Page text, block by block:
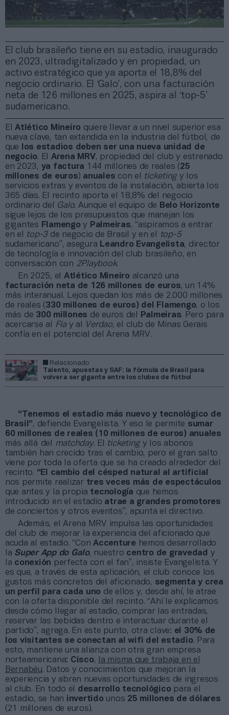
El club brasileño tiene en su estadio, inaugurado
en 2023, ultradigitalizado y en propiedad, un
activo estratégico que ya aporta el 18,8% del
negocio ordinario. El ‘Galo’, con una facturación
neta de 126 millones en 2025, aspira al ‘top-5’
sudamericano.
ElAtlético Mineiro quiere llevar a un nivel superior esa
nueva clave, tan extendida en la industria del fútbol, de
que
los estadios deben ser una nueva unidad de
negocio. El Arena MRV, propiedad del club y estrenado
en 2023, ya factura 144 millones de reales ( 25
millones de euros ) anuales con el ticketing y los
servicios extras y eventos de la instalación, abierta los
365 días. El recinto aporta el 18,8% del negocio
ordinario del
Galo. Aunque el equipo de Belo Horizonte
sigue lejos de los presupuestos que manejan los
gigantes Flamengo y Palmeiras, “aspiramos a entrar
en el
top-3de negocio de Brasil y en el
top-5
sudamericano”, asegura Leandro Evangelista, director
de tecnología e innovación del club brasileño, en
conversación con 2Playbook.
En 2025, el Atlético Mineiro alcanzó una
facturación neta de 126 millones de euros, un 14%
más interanual. Lejos quedan los más de 2.000 millones
de reales ( 330 millones de euros) del Flamengo, o los
más de 300 millones de euros del Palmeiras. Pero para
acercarse al
Flay al Verdao, el club de Minas Gerais
confía en el potencial del Arena MRV.
Relacionado
Talento, apuestas y SAF: la fórmula de Brasil para
volver a ser gigante entre los clubes de fútbol
“Tenemos el estadio más nuevo y tecnológico de
Brasil”, defiende Evangelista. Y eso le permite sumar
60 millones de reales (10 millones de euros) anuales
más allá del
matchday. El ticketing y los abonos
también han crecido tras el cambio, pero el gran salto
viene por toda la oferta que se ha creado alrededor del
recinto. “El cambio del césped natural al artificial
nos permite realizartres veces más de espectáculos
que antes y la propia tecnología que hemos
introducido en el estadio atrae a grandes promotores
de conciertos y otros eventos”, apunta el directivo.
Además, el Arena MRV impulsa las oportunidades
del club de mejorar la experiencia del aficionado que
acuda al estadio. “ConAccenture hemos desarrollado
la Super App do Galo, nuestro centro de gravedad y
la conexión perfecta con el fan”, insiste Evangelista. Y
es que, a través de esta aplicación, el club conoce los
gustos más concretos del aficionado, segmenta y crea
un perfil para cada uno de ellos y, desde ahí, le atrae
con la oferta disponible del recinto. “Ahí le explicamos
desde cómo llegar al estadio, comprar las entradas,
reservar las bebidas dentro e interactuar durante el
partido”, agrega. En este punto, otra clave: el 30% de
los visitantes se conectan al wifi del estadio. Para
esto, mantiene una alianza con otra gran empresa
norteamericana: Cisco,
la misma que trabaja en el
Bernabéu. Datos y conocimientos que mejoran la
experiencia y abren nuevas oportunidades de ingresos
al club. En todo el desarrollo tecnológico para el
estadio, se han invertido unos 25 millones de dólares
(21 millones de euros).